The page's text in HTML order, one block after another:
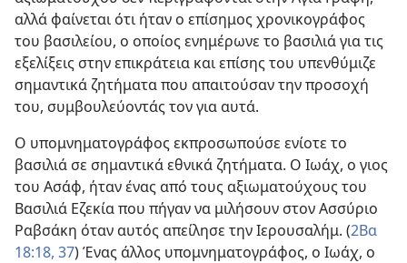
αλλά φαίνεται ότι ήταν ο επίσημος χρονικογράφος
του βασιλείου, ο οποίος ενημέρωνε το βασιλιά για τις
εξελίξεις στην επικράτεια και επίσης του υπενθύμιζε
σημαντικά ζητήματα που απαιτούσαν την προσοχή
του, συμβουλεύοντάς τον για αυτά.
Ο υπομνηματογράφος εκπροσωπούσε ενίοτε το
βασιλιά σε σημαντικά εθνικά ζητήματα. Ο Ιωάχ, ο γιος
του Ασάφ, ήταν ένας από τους αξιωματούχους του
Βασιλιά Εζεκία που πήγαν να μιλήσουν στον Ασσύριο
Ραβσάκη όταν αυτός απείλησε την Ιερουσαλήμ. (2Βα
18:18, 37) Ένας άλλος υπομνηματογράφος, ο Ιωάχ, ο